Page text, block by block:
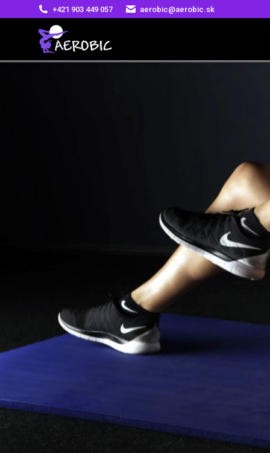
+421 903 449 057 aerobic@aerobic.sk